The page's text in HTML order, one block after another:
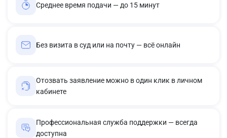
Среднее время подачи — до 15 минут
Без визита в суд или на почту — всё онлайн
Отозвать заявление можно в один клик в личном
кабинете
Профессиональная служба поддержки — всегда
доступна